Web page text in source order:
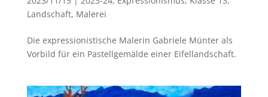
Landschaft, Malerei
Die expressionistische Malerin Gabriele Münter als
Vorbild für ein Pastellgemälde einer Eifellandschaft.